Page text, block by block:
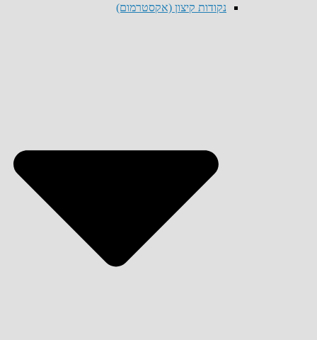
נקודות קיצון (אקסטרמום)